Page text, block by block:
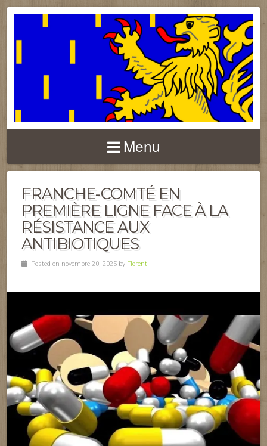
FRANCHE-COMTÉ
Menu
FRANCHE-COMTÉ EN
PREMIÈRE LIGNE FACE À LA
RÉSISTANCE AUX
ANTIBIOTIQUES
Posted on novembre 20, 2025 by Florent